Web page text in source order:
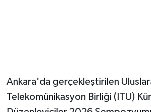
Ankara'da gerçekleştirilen
Telekomünikasyon Birliği (ITU)